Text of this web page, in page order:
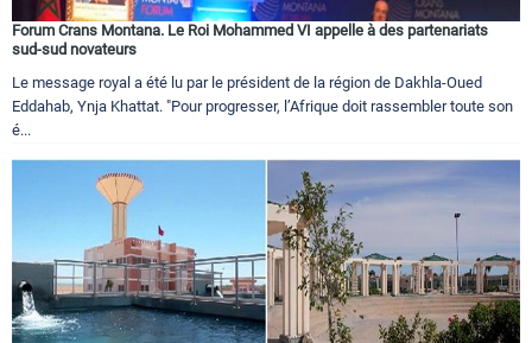
Forum Crans Montana. Le Roi Mohammed VI appelle à des partenariats
sud-sud novateurs
Le message royal a été lu par le président de la région de Dakhla-Oued
Eddahab, Ynja Khattat. "Pour progresser, l’Afrique doit rassembler toute son
é...